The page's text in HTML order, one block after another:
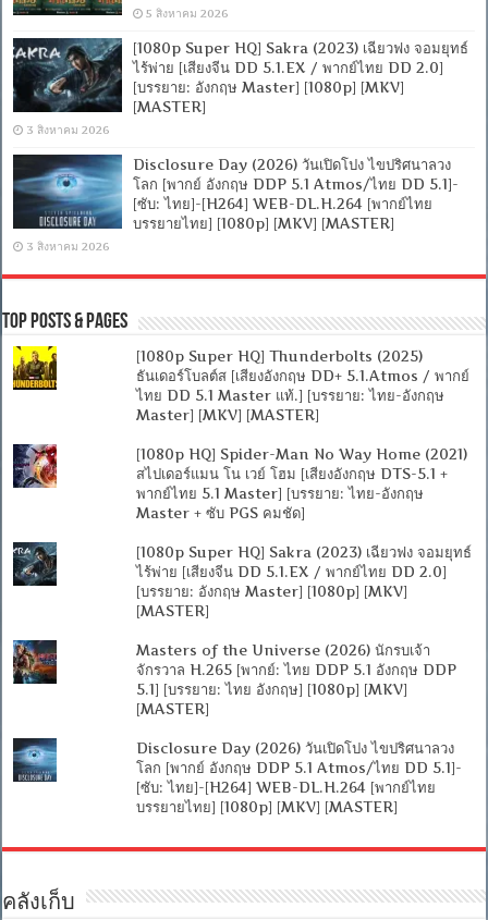
5 สิงหาคม 2026
[1080p Super HQ] Sakra (2023) เฉียวฟง จอมยุทธ์
ไร้พ่าย [เสียงจีน DD 5.1.EX / พากย์ไทย DD 2.0]
[บรรยาย: อังกฤษ Master] [1080p] [MKV]
[MASTER]
3 สิงหาคม 2026
Disclosure Day (2026) วันเปิดโปง ไขปริศนาลวง
โลก [พากย์ อังกฤษ DDP 5.1 Atmos/ไทย DD 5.1]-
[ซับ: ไทย]-[H264] WEB-DL.H.264 [พากย์ไทย
บรรยายไทย] [1080p] [MKV] [MASTER]
3 สิงหาคม 2026
Top Posts & Pages
[1080p Super HQ] Thunderbolts (2025)
ธันเดอร์โบลต์ส [เสียงอังกฤษ DD+ 5.1.Atmos / พากย์
ไทย DD 5.1 Master แท้.] [บรรยาย: ไทย-อังกฤษ
Master] [MKV] [MASTER]
[1080p HQ] Spider-Man No Way Home (2021)
สไปเดอร์แมน โน เวย์ โฮม [เสียงอังกฤษ DTS-5.1 +
พากย์ไทย 5.1 Master] [บรรยาย: ไทย-อังกฤษ
Master + ซับ PGS คมชัด]
[1080p Super HQ] Sakra (2023) เฉียวฟง จอมยุทธ์
ไร้พ่าย [เสียงจีน DD 5.1.EX / พากย์ไทย DD 2.0]
[บรรยาย: อังกฤษ Master] [1080p] [MKV]
[MASTER]
Masters of the Universe (2026) นักรบเจ้า
จักรวาล H.265 [พากย์: ไทย DDP 5.1 อังกฤษ DDP
5.1] [บรรยาย: ไทย อังกฤษ] [1080p] [MKV]
[MASTER]
Disclosure Day (2026) วันเปิดโปง ไขปริศนาลวง
โลก [พากย์ อังกฤษ DDP 5.1 Atmos/ไทย DD 5.1]-
[ซับ: ไทย]-[H264] WEB-DL.H.264 [พากย์ไทย
บรรยายไทย] [1080p] [MKV] [MASTER]
คลังเก็บ